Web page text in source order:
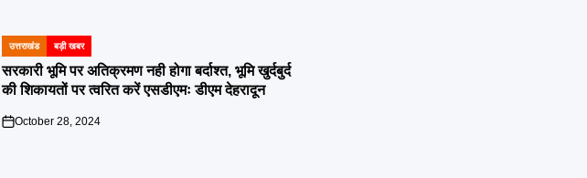
POSTED
IN
उत्तराखंड बड़ी खबर
सरकारी भूमि पर अतिक्रमण नही होगा बर्दाश्त, भूमि खुर्दबुर्द
की शिकायतों पर त्वरित करें एसडीएमः डीएम देहरादून
on
October 28, 2024